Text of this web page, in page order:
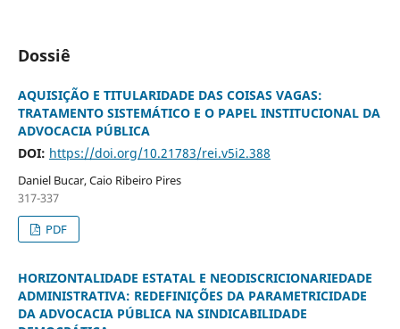
Dossiê
AQUISIÇÃO E TITULARIDADE DAS COISAS VAGAS:
TRATAMENTO SISTEMÁTICO E O PAPEL INSTITUCIONAL DA
ADVOCACIA PÚBLICA
DOI: https://doi.org/10.21783/rei.v5i2.388
Daniel Bucar, Caio Ribeiro Pires
317-337
PDF
HORIZONTALIDADE ESTATAL E NEODISCRICIONARIEDADE
ADMINISTRATIVA: REDEFINIÇÕES DA PARAMETRICIDADE
DA ADVOCACIA PÚBLICA NA SINDICABILIDADE